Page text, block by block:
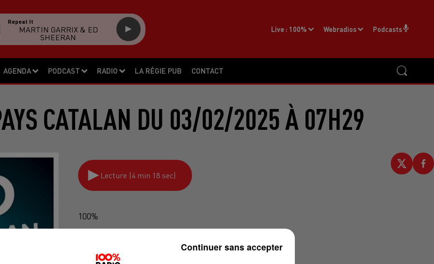
AGENDA PODCAST RADIO LA RÉGIE PUB CONTACT
Live : 100% Webradios Podcasts
Repeat It
MARTIN GARRIX & ED
SHEERAN
CATALAN DU 03/02/2025 À 07H29
Lecture (4 min 18 sec)
100%
Continuer sans accepter